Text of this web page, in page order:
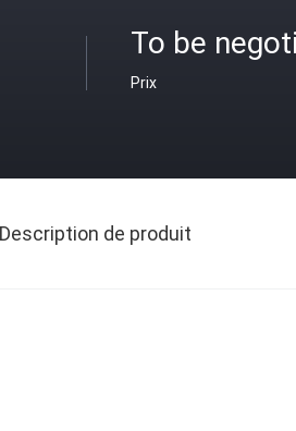
To be
Prix
Description de produit